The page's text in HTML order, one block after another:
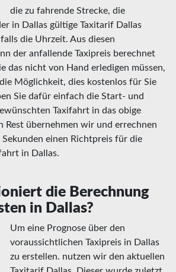
die zu fahrende Strecke, die
in Dallas gültige Taxitarif Dallas
die Uhrzeit. Aus diesen
der anfallende Taxipreis berechnet
das nicht von Hand erledigen müssen,
Möglichkeit, dies kostenlos für Sie
Sie dafür einfach die Start- und
Taxifahrt in das obige
Rest übernehmen wir und errechnen
einen Richtpreis für die
in Dallas.
die Berechnung
in Dallas?
Um eine Prognose über den
voraussichtlichen Taxipreis in Dallas
zu erstellen. nutzen wir den aktuellen